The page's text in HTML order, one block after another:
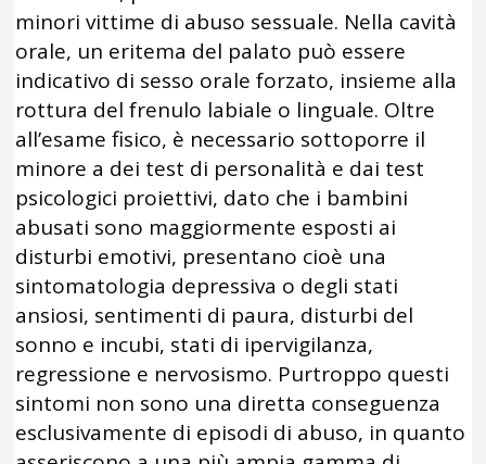
minori vittime di abuso sessuale. Nella cavità
orale, un eritema del palato può essere
indicativo di sesso orale forzato, insieme alla
rottura del frenulo labiale o linguale. Oltre
all’esame fisico, è necessario sottoporre il
minore a dei test di personalità e dai test
psicologici proiettivi, dato che i bambini
abusati sono maggiormente esposti ai
disturbi emotivi, presentano cioè una
sintomatologia depressiva o degli stati
ansiosi, sentimenti di paura, disturbi del
sonno e incubi, stati di ipervigilanza,
regressione e nervosismo. Purtroppo questi
sintomi non sono una diretta conseguenza
esclusivamente di episodi di abuso, in quanto